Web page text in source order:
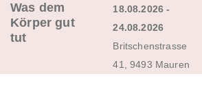
Was dem
Körper gut
tut
18.08.2026 -
24.08.2026
Britschenstrasse
41, 9493 Mauren